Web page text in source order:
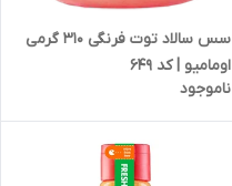
سس سالاد توت فرنگی 310 گرمی
اومامیو | کد 649
ناموجود